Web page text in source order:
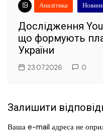
Аналітика
Дослідження
що формують
України
23.07.2026 0
Залишити
Ваша e-mail адреса не